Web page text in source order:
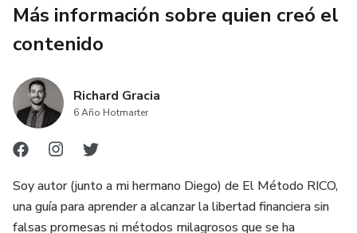
Más información sobre quien creó el
contenido
Richard Gracia
6 Año Hotmarter
Soy autor (junto a mi hermano Diego) de El Método RICO,
una guía para aprender a alcanzar la libertad financiera sin
falsas promesas ni métodos milagrosos que se ha